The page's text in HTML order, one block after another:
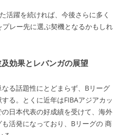
活躍を続ければ、今後さらに多く
レー先に選ぶ契機となるかもしれ
効果とレバンガの展望
る話題性にとどまらず、Bリーグ
る。とくに近年はFIBAアジアカッ
日本代表の好成績を受けて、海外
活発になっており、Bリーグの 商